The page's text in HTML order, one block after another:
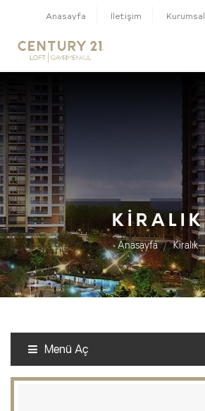
Anasayfa İletişim Kurumsal
KIRALIK
Anasayfa Kiralık
Menü Aç